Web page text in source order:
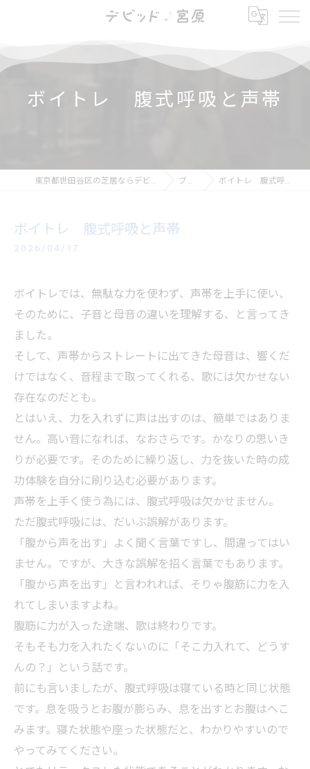
ボイトレ 腹式呼吸と声帯
東京都世田谷区の芝居ならデビッド・宮原 ブログ ボイトレ 腹式呼吸と声帯
ボイトレ 腹式呼吸と声帯
2026/04/17
ボイトレでは、無駄な力を使わず、声帯を上手に使い、
そのために、子音と母音の違いを理解する、と言ってき
ました。
そして、声帯からストレートに出てきた母音は、響くだ
けではなく、音程まで取ってくれる、歌には欠かせない
存在なのだとも。
とはいえ、力を入れずに声は出すのは、簡単ではありま
せん。高い音になれば、なおさらです。かなりの思いき
りが必要です。そのために繰り返し、力を抜いた時の成
功体験を自分に刷り込む必要があります。
声帯を上手く使う為には、腹式呼吸は欠かせません。
ただ腹式呼吸には、だいぶ誤解があります。
「腹から声を出す」よく聞く言葉ですし、間違ってはい
ません。ですが、大きな誤解を招く言葉でもあります。
「腹から声を出す」と言われれば、そりゃ腹筋に力を入
れてしまいますよね。
腹筋に力が入った途端、歌は終わりです。
そもそも力を入れたくないのに「そこ力入れて、どうす
んの？」という話です。
前にも言いましたが、腹式呼吸は寝ている時と同じ状態
です。息を吸うとお腹が膨らみ、息を出すとお腹はへこ
みます。寝た状態や座った状態だと、わかりやすいので
やってみてください。